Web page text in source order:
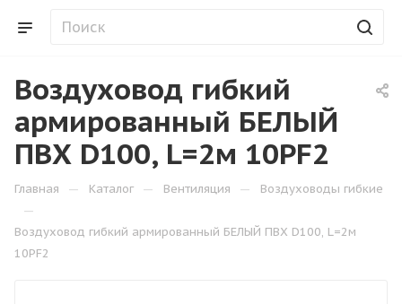
Воздуховод гибкий
армированный БЕЛЫЙ
ПВХ D100, L=2м 10PF2
Главная — Каталог — Вентиляция — Воздуховоды гибкие
—
Воздуховод гибкий армированный БЕЛЫЙ ПВХ D100, L=2м
10PF2